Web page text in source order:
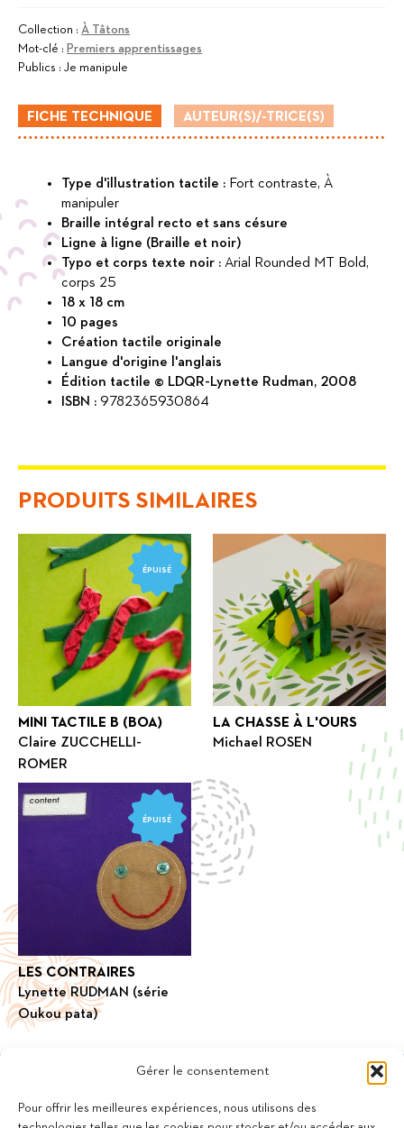
Gérer le consentement
Pour offrir les meilleures expériences, nous utilisons des
Collection : À Tâtons
Mot-clé : Premiers apprentissages
Publics : Je manipule
FICHE TECHNIQUE AUTEUR(S)/-TRICE(S)
Type d'illustration tactile : Fort contraste, À
manipuler
Braille intégral recto et sans césure
Ligne à ligne (Braille et noir)
Typo et corps texte noir : Arial Rounded MT Bold,
corps 25
18 x 18 cm
10 pages
Création tactile originale
Langue d'origine l'anglais
Édition tactile © LDQR-Lynette Rudman, 2008
ISBN : 9782365930864
PRODUITS SIMILAIRES
MINI TACTILE B (BOA)
Claire ZUCCHELLI-
ROMER
ÉPUISÉ
LA CHASSE À L'OURS
Michael ROSEN
LES CONTRAIRES
Lynette RUDMAN (série
Oukou pata)
ÉPUISÉ